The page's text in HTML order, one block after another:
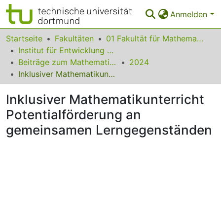
Anmelden
Bereiche & Sammlungen
Das gesamte Repositorium
Statistiken
FAQ
Leitlinien
Zurück zur Startseite
Startseite Fakultäten
01 Fakultät für Mathematik
Institut für Entwicklung und Erforschung des Mathematikunterrichts
Beiträge zum Mathematikunterricht
2024
Inklusiver Mathematikunterricht Potentialförderung an gemeinsamen Lerngegenständen
Inklusiver Mathematikunterricht
Potentialförderung an
gemeinsamen Lerngegenständen